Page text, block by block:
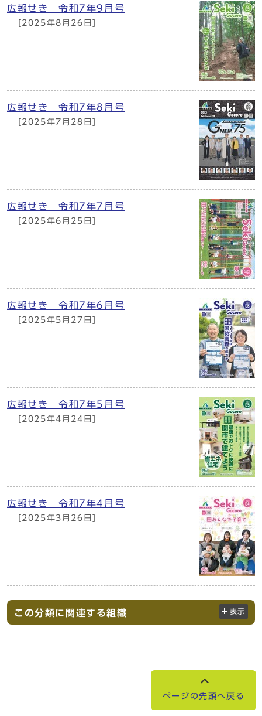
広報せき 令和7年9月号
[2025年8月26日]
広報せき 令和7年8月号
[2025年7月28日]
広報せき 令和7年7月号
[2025年6月25日]
広報せき 令和7年6月号
[2025年5月27日]
広報せき 令和7年5月号
[2025年4月24日]
広報せき 令和7年4月号
[2025年3月26日]
この分類に関連する組織 表示
ページの先頭へ戻る